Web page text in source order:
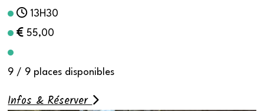
13H30
55,00
9 / 9 places disponibles
Infos & Réserver